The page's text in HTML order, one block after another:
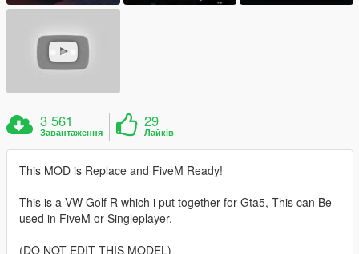
3 561
Завантаження
29
Лайків
This MOD is Replace and FiveM Ready!
This is a VW Golf R which i put together for Gta5, This can Be
used in FiveM or Singleplayer.
(DO NOT EDIT THIS MODEL)